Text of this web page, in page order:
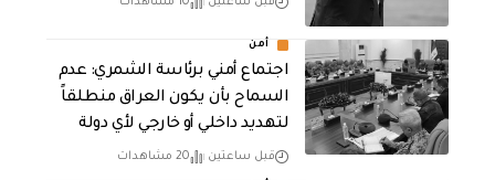
أمن
اجتماع أمني برئاسة الشمري: عدم
السماح بأن يكون العراق منطلقاً
لتهديد داخلي أو خارجي لأي دولة
قبل ساعتين 20 مشاهدات